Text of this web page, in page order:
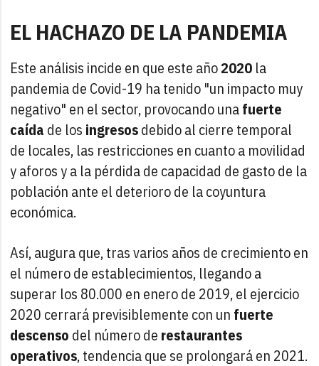
EL HACHAZO DE LA PANDEMIA
Este análisis incide en que este año2020 la
pandemia de Covid-19 ha tenido "un impacto muy
negativo" en el sector, provocando unafuerte
caída de los ingresosdebido al cierre temporal
de locales, las restricciones en cuanto a movilidad
y aforos y a la pérdida de capacidad de gasto de la
población ante el deterioro de la coyuntura
económica.
Así, augura que, tras varios años de crecimiento en
el número de establecimientos, llegando a
superar los 80.000 en enero de 2019, el ejercicio
2020 cerrará previsiblemente con un fuerte
descenso del número de restaurantes
operativos, tendencia que se prolongará en 2021.